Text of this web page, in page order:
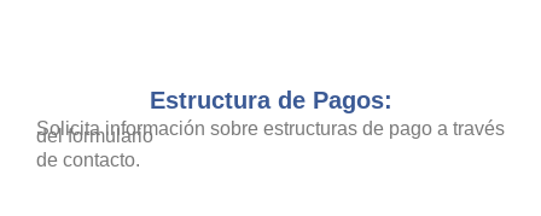
Estructura de Pagos:
Solicita información sobre estructuras de pago a través
del formulario
de contacto.